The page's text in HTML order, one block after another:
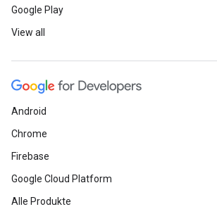
Google Play
View all
Android
Chrome
Firebase
Google Cloud Platform
Alle Produkte